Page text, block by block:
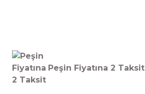
Peşin Fiyatına 2 Taksit